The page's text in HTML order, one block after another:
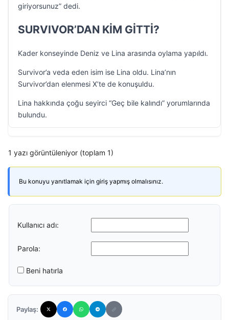
giriyorsunuz” dedi.
SURVIVOR’DAN KİM GİTTİ?
Kader konseyinde Deniz ve Lina arasında oylama yapıldı.
Survivor’a veda eden isim ise Lina oldu. Lina’nın
Survivor’dan elenmesi X’te de konuşuldu.
Lina hakkında çoğu seyirci “Geç bile kalındı” yorumlarında
bulundu.
1 yazı görüntüleniyor (toplam 1)
Bu konuyu yanıtlamak için giriş yapmış olmalısınız.
Kullanıcı adı:
Parola:
Beni hatırla
Paylaş: